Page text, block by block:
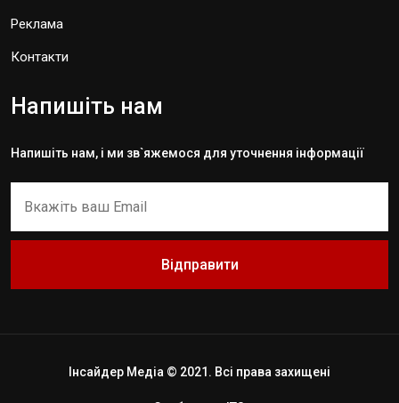
Реклама
Контакти
Напишіть нам
Напишіть нам, і ми зв`яжемося для уточнення інформації
Відправити
Інсайдер Медіа © 2021. Всі права захищені